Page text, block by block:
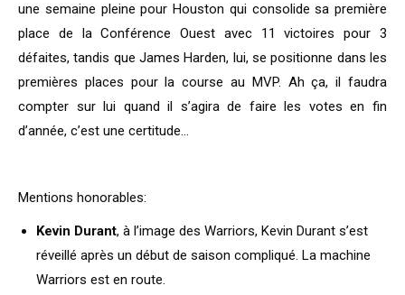
une semaine pleine pour Houston qui consolide sa première
place de la Conférence Ouest avec 11 victoires pour 3
défaites, tandis que James Harden, lui, se positionne dans les
premières places pour la course au MVP. Ah ça, il faudra
compter sur lui quand il s’agira de faire les votes en fin
d’année, c’est une certitude…
Mentions honorables:
Kevin Durant, à l’image des Warriors, Kevin Durant s’est
réveillé après un début de saison compliqué. La machine
Warriors est en route.